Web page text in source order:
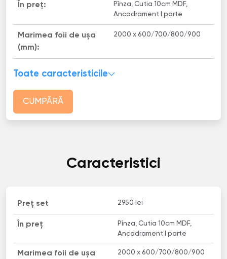
În preț:
Pînza, Cutia 10cm MDF,
Ancadrament I parte
Marimea foii de ușa
(mm):
2000 x 600/700/800/900
Toate caracteristicile
CUMPĂRĂ
Caracteristici
Preț set 2950 lei
În preț
Pînza, Cutia 10cm MDF,
Ancadrament I parte
Marimea foii de ușa
2000 x 600/700/800/900